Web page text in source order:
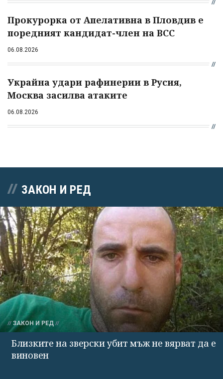
Прокурорка от Апелативна в Пловдив е
поредният кандидат-член на ВСС
06.08.2026
Украйна удари рафинерии в Русия,
Москва засилва атаките
06.08.2026
ЗАКОН И РЕД
ЗАКОН И РЕД
Близките на зверски убит мъж не вярват да е
виновен